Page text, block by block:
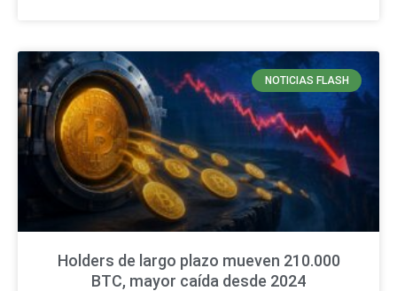
NOTICIAS FLASH
Holders de largo plazo mueven 210.000
BTC, mayor caída desde 2024